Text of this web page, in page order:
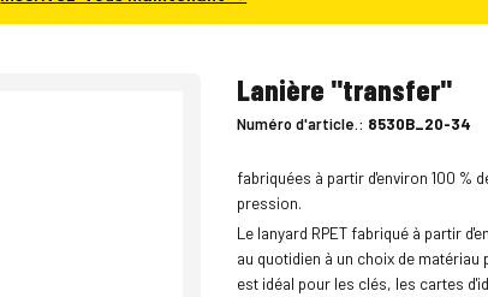
Lanière "transfer"
Numéro d'article.: 8530B_20-34
fabriquées à partir d'environ 100 %
pression.
Le lanyard RPET fabriqué à partir
au quotidien à un choix de
est idéal pour les clés, les cartes